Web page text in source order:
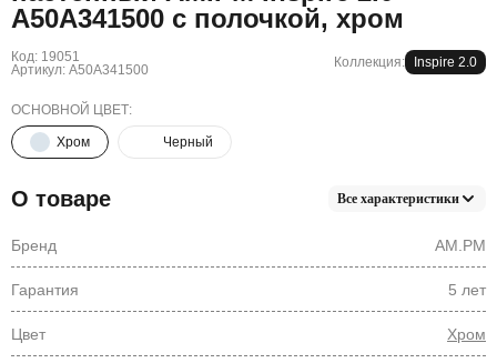
A50A341500 с полочкой, хром
Код: 19051
Артикул: A50A341500
Коллекция: Inspire 2.0
ОСНОВНОЙ ЦВЕТ:
Хром Черный
О товаре Все характеристики
Бренд AM.PM
Гарантия 5 лет
Цвет Хром